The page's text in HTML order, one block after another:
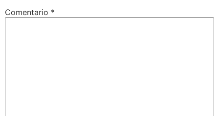
Comentario *